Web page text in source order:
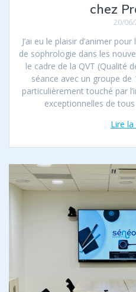
chez
20/
J’ai eu le plaisir d’animer
de sophrologie dans les
le cadre de la QVT (Qualité
séance avec un groupe de
particulièrement touché par
exceptionnelles de
Lire la